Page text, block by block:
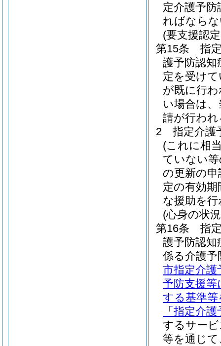
定介護予
ればなら
(要支援認
第15条
指
護予防認知
定を受け
が既に行
い場合は
請が行わ
2
指定介護
(これに相
ていない
の更新の
定の有効
な援助を
(心身の状
第16条
指
護予防認
係る介護
市指定介護
予防支援
する基準
「指定介
するサー
等を通じ